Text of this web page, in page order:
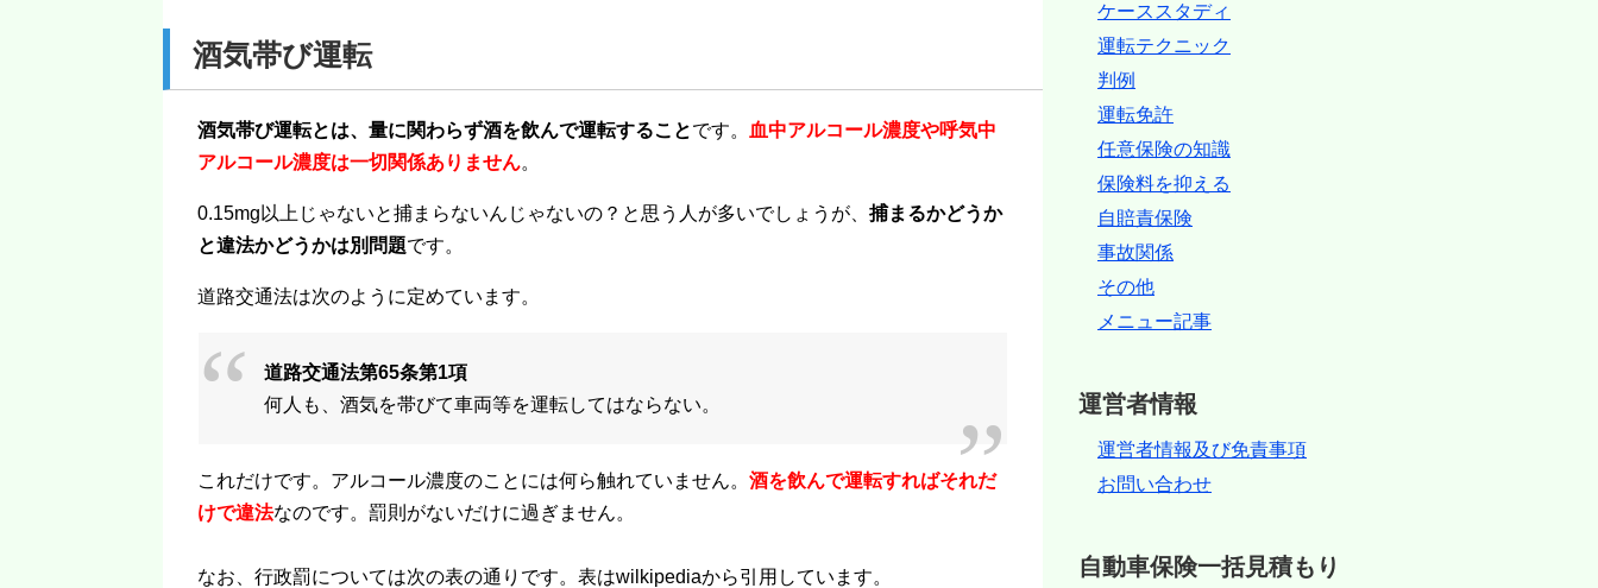
酒気帯び運転
酒気帯び運転とは、量に関わらず酒を飲んで運転することです。
血中アルコール濃度や呼気中
アルコール濃度は一切関係ありません。
0.15mg以上じゃないと捕まらないんじゃないの？と思う人が多いでしょうが、 捕まるかどうか
と違法かどうかは別問題です。
道路交通法は次のように定めています。
道路交通法第65条第1項
何人も、酒気を帯びて車両等を運転してはならない。
これだけです。アルコール濃度のことには何ら触れていません。 酒を飲んで運転すればそれだ
けで違法なのです。罰則がないだけに過ぎません。
なお、行政罰については次の表の通りです。表はwilkipediaから引用しています。
ケーススタディ
運転テクニック
判例
運転免許
任意保険の知識
保険料を抑える
自賠責保険
事故関係
その他
メニュー記事
運営者情報
運営者情報及び免責事項
お問い合わせ
自動車保険一括見積もり